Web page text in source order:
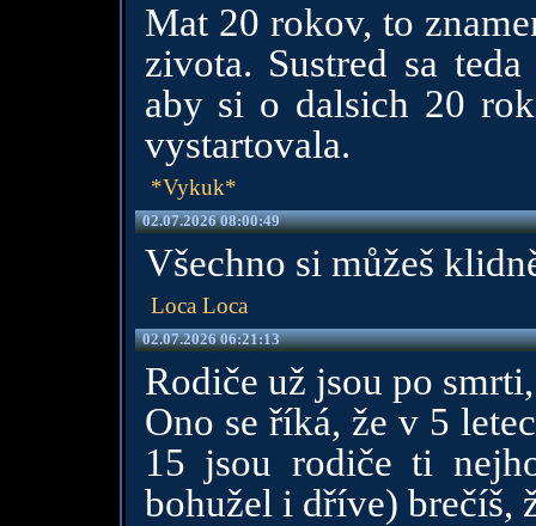
Mat 20 rokov, to
zivota. Sustred sa
aby si o dalsich 20
vystartovala.
*Vykuk*
02.07.2026 08:00:49
Všechno si můžeš
Loca Loca
02.07.2026 06:21:13
Rodiče už jsou po
Ono se říká, že v 5
15 jsou rodiče ti
bohužel i dříve) brečíš,